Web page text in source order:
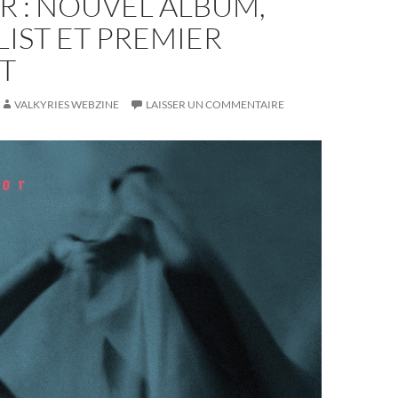
ET PREMIER
VALKYRIES WEBZINE LAISSER UN COMMENTAIRE